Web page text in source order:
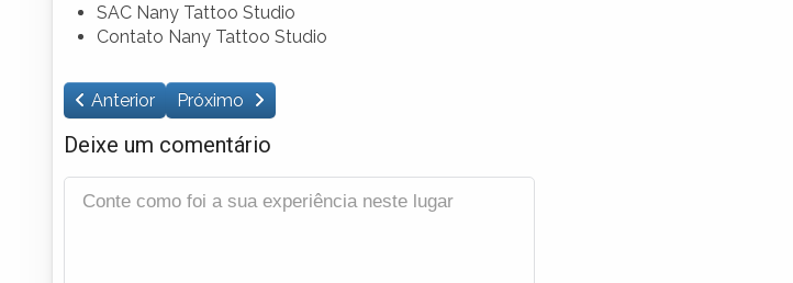
SAC Nany Tattoo Studio
Contato Nany Tattoo Studio
Anterior Próximo
Deixe um comentário